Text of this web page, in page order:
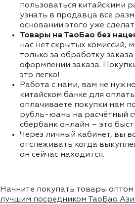
пользоваться китайскими
узнать в продавца все
основании этого уже
Товары на ТаоБао без
нас нет скрытых комиссий,
только за обработку
оформлении заказа.
это легко!
Работа с нами, вам не
китайском банке для
оплачиваете покупки нам
рубль-юань на расчётный
сбербанк онлайн – это
Через личный кабинет, вы
отслеживать когда
он сейчас находится.
Начните покупать товары оптом
лучшим посредником ТаоБао